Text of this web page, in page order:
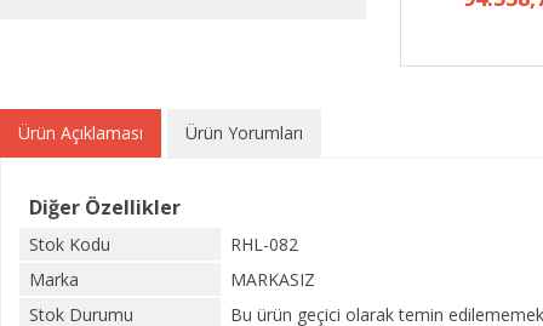
Ürün Açıklaması Ürün Yorumları
Diğer Özellikler
Stok Kodu
RHL-082
Marka
MARKASIZ
Stok Durumu
Bu ürün geçici olarak temin